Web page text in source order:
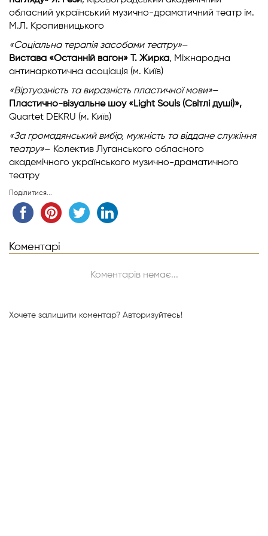
обласний український музично-драматичний театр ім.
М.Л. Кропивницького
«Соціальна терапія засобами театру»–
Вистава «Останній вагон» Т. Жирка, Міжнародна
антинаркотична асоціація (м. Київ)
«Віртуозність та виразність пластичної мови»–
Пластично-візуальне шоу «Light Souls (Світлі душі)»,
Quartet DEKRU (м. Київ)
«За громадянський вибір, мужність та віддане служіння
театру»– Колектив Луганського обласного
академічного українського музично-драматичного
театру
Поділитися...
Коментарі
Коментарів немає...
Хочете залишити коментар? Авторизуйтесь!